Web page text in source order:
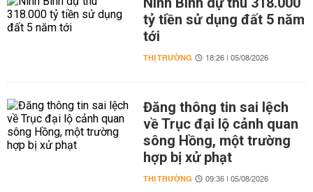
tỷ tiền sử dụng đất 5 năm
tới
THỊ TRƯỜNG 18:26 | 05/08/2026
Đăng thông tin sai lệch
về Trục đại lộ cảnh quan
sông Hồng, một trường
hợp bị xử phạt
THỊ TRƯỜNG 09:36 | 05/08/2026